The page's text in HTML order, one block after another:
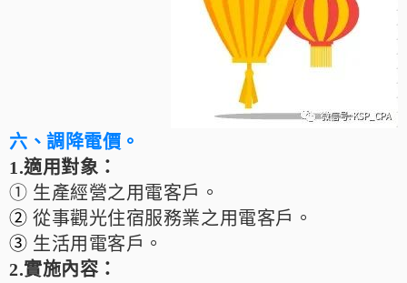
六、調降電價 。
1.適用對象：
① 生產經營之用電客戶。
②從事觀光住宿服務業之用電客戶。
③ 生活用電客戶。
2.實施內容：